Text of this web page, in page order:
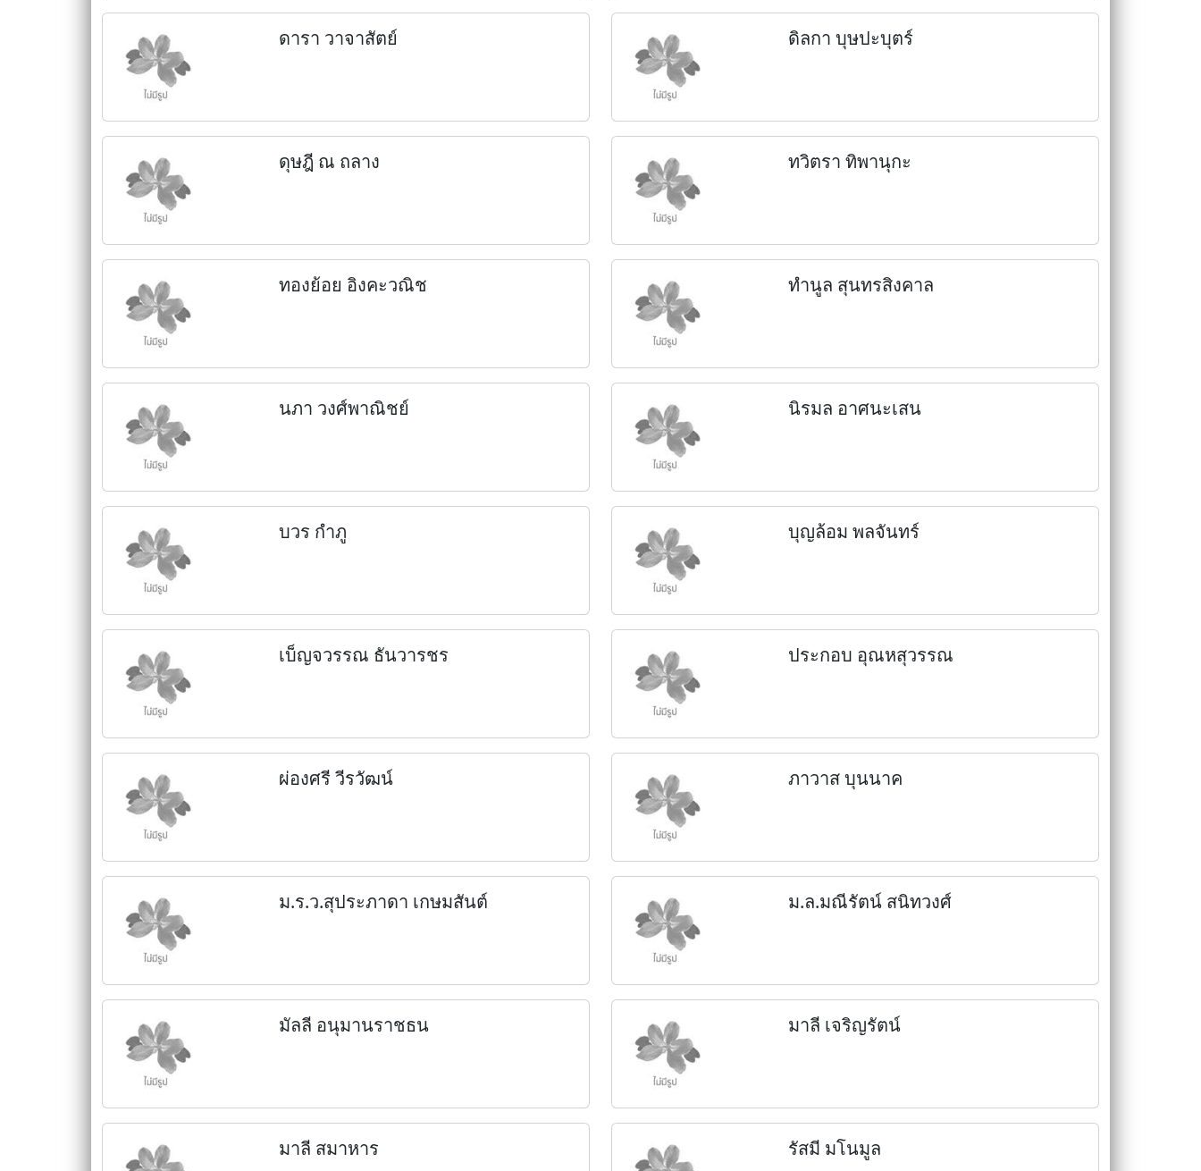
ดารา วาจาสัตย์ ดิลกา บุษปะบุตร์
ดุษฎี ณ ถลาง ทวิตรา ทิพานุกะ
ทองย้อย อิงคะวณิช ทำนูล สุนทรสิงคาล
นภา วงศ์พาณิชย์ นิรมล อาศนะเสน
บวร กำภู บุญล้อม พลจันทร์
เบ็ญจวรรณ ธันวารชร ประกอบ อุณหสุวรรณ
ผ่องศรี วีรวัฒน์ ภาวาส บุนนาค
ม.ร.ว.สุประภาดา เกษมสันต์ ม.ล.มณีรัตน์ สนิทวงศ์
มัลลี อนุมานราชธน มาลี เจริญรัตน์
มาลี สมาหาร รัสมี มโนมูล